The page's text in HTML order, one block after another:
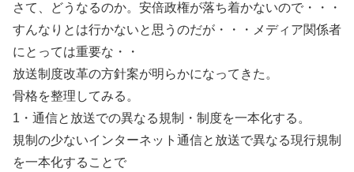
さて、どうなるのか。安倍政権が落ち着かないので・・・
すんなりとは行かないと思うのだが・・・メディア関係者
にとっては重要な・・
放送制度改革の方針案が明らかになってきた。
骨格を整理してみる。
1・通信と放送での異なる規制・制度を一本化する。
規制の少ないインターネット通信と放送で異なる現行規制
を一本化することで